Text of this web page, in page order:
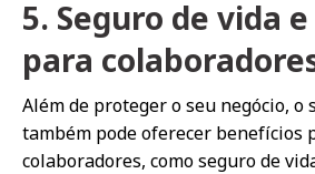
5. Seguro de vida
para
Além de proteger o seu negócio,
também pode oferecer benefícios
colaboradores, como seguro de